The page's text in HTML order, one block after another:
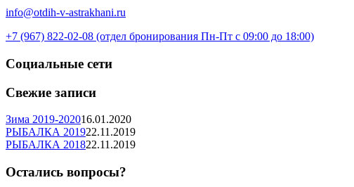
info@otdih-v-astrakhani.ru
+7 (967) 822-02-08 (отдел бронирования Пн-Пт с 09:00 до 18:00)
Социальные сети
Свежие записи
Зима 2019-202016.01.2020
РЫБАЛКА 201922.11.2019
РЫБАЛКА 201822.11.2019
Остались вопросы?